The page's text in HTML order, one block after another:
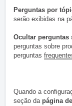
Perguntas por
serão exibidas na
Ocultar perguntas
perguntas sobre
perguntas
Quando a
seção da página